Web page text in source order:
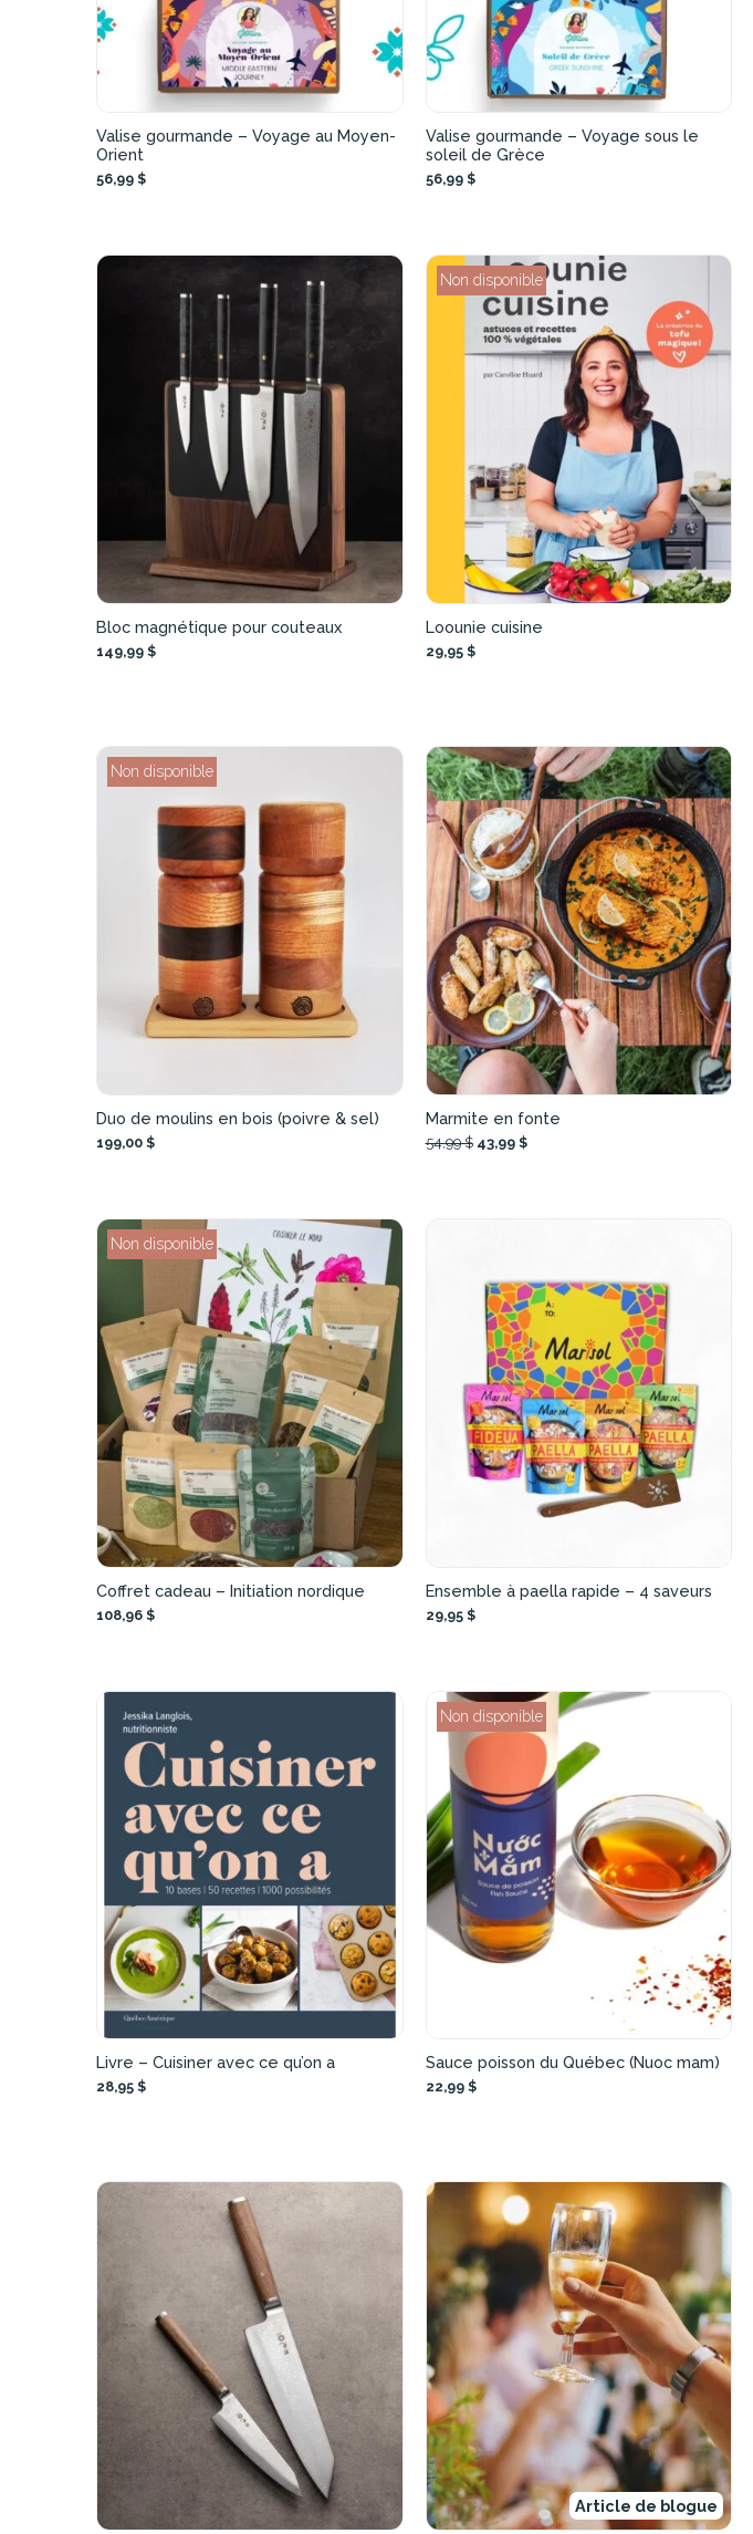
Valise gourmande – Voyage au Moyen-
Orient
56,99 $
Valise gourmande – Voyage sous le
soleil de Grèce
56,99 $
Bloc magnétique pour couteaux
149,99 $
Non disponible
Loounie cuisine
29,95 $
Non disponible
Duo de moulins en bois (poivre & sel)
199,00 $
Marmite en fonte
54,99 $ 43,99 $
Non disponible
Coffret cadeau – Initiation nordique
108,96 $
Ensemble à paella rapide – 4 saveurs
29,95 $
Livre – Cuisiner avec ce qu’on a
28,95 $
Non disponible
Sauce poisson du Québec (Nuoc mam)
22,99 $
Article de blogue